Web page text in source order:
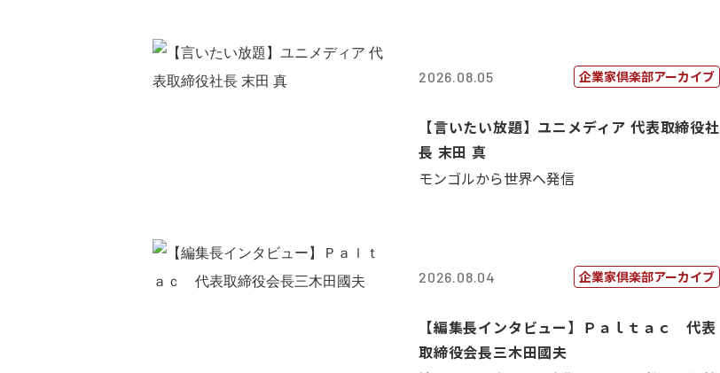
2026.08.05 企業家倶楽部アーカイブ
【言いたい放題】ユニメディア 代表取締役社
長 末田 真
モンゴルから世界へ発信
2026.08.04 企業家倶楽部アーカイブ
【編集長インタビュー】Ｐａｌｔａｃ 代表
取締役会長三木田國夫